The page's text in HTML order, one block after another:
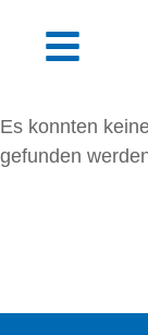
Es konnten
gefunden